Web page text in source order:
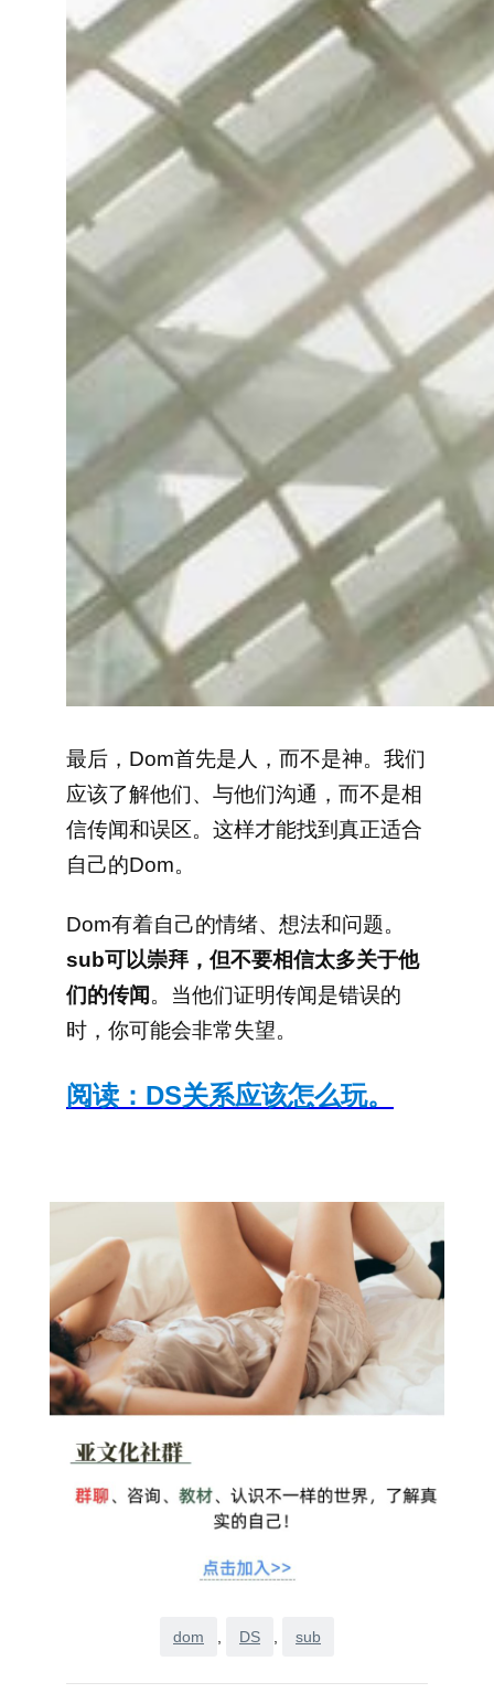
最后，Dom首先是人，而不是神。我们
应该了解他们、与他们沟通，而不是相
信传闻和误区。这样才能找到真正适合
自己的Dom。
Dom有着自己的情绪、想法和问题。
sub可以崇拜，但不要相信太多关于他
们的传闻 。当他们证明传闻是错误的
时，你可能会非常失望。
阅读：DS关系应该怎么玩。
dom DS sub